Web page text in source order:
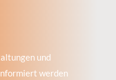
und
werden